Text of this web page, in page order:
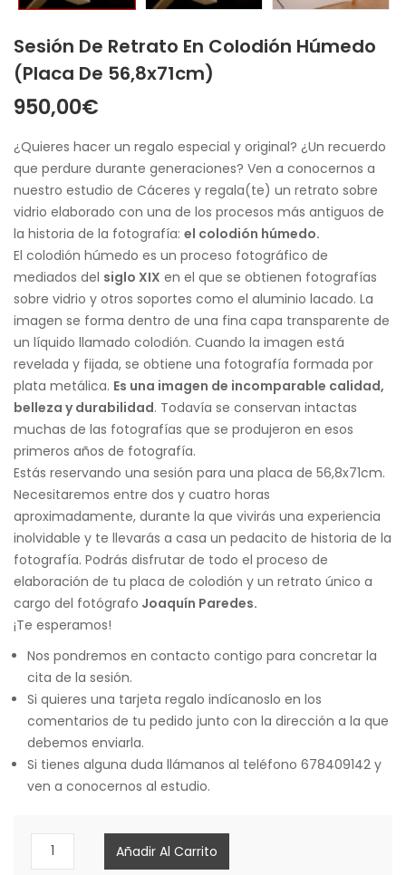
Sesión De Retrato En Colodión Húmedo
(placa De 56,8x71cm)
950,00€
¿Quieres hacer un regalo especial y original? ¿Un recuerdo
que perdure durante generaciones? Ven a conocernos a
nuestro estudio de Cáceres y regala(te) un retrato sobre
vidrio elaborado con una de los procesos más antiguos de
la historia de la fotografía: el colodión húmedo.
El colodión húmedo es un proceso fotográfico de
mediados del siglo XIX en el que se obtienen fotografías
sobre vidrio y otros soportes como el aluminio lacado. La
imagen se forma dentro de una fina capa transparente de
un líquido llamado colodión. Cuando la imagen está
revelada y fijada, se obtiene una fotografía formada por
plata metálica. Es una imagen de incomparable calidad,
belleza y durabilidad. Todavía se conservan intactas
muchas de las fotografías que se produjeron en esos
primeros años de fotografía.
Estás reservando una sesión para una placa de 56,8x71cm.
Necesitaremos entre dos y cuatro horas
aproximadamente, durante la que vivirás una experiencia
inolvidable y te llevarás a casa un pedacito de historia de la
fotografía. Podrás disfrutar de todo el proceso de
elaboración de tu placa de colodión y un retrato único a
cargo del fotógrafo Joaquín Paredes.
¡Te esperamos!
Nos pondremos en contacto contigo para concretar la
cita de la sesión.
Si quieres una tarjeta regalo indícanoslo en los
comentarios de tu pedido junto con la dirección a la que
debemos enviarla.
Si tienes alguna duda llámanos al teléfono 678409142 y
ven a conocernos al estudio.
Sesión
de
Añadir Al Carrito